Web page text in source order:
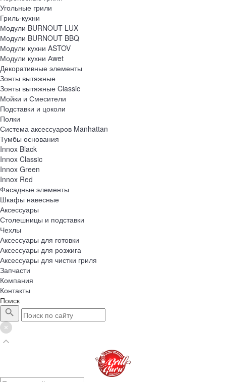
Угольные грили
Гриль-кухни
Модули BURNOUT LUX
Модули BURNOUT BBQ
Модули кухни ASTOV
Модули кухни Аwet
Декоративные элементы
Зонты вытяжные
Зонты вытяжные Classic
Мойки и Смесители
Подставки и цоколи
Полки
Система аксессуаров Manhattan
Тумбы основания
Innox Black
Innox Classic
Innox Green
Innox Red
Фасадные элементы
Шкафы навесные
Аксессуары
Столешницы и подставки
Чехлы
Аксессуары для готовки
Аксессуары для розжига
Аксессуары для чистки гриля
Запчасти
Компания
Контакты
Поиск